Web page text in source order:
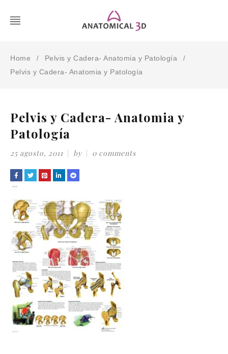
Home / Pelvis y Cadera- Anatomia y Patología /
Pelvis y Cadera- Anatomia y Patología
Pelvis y Cadera- Anatomia y
Patología
25 agosto, 2011 by 0 comments